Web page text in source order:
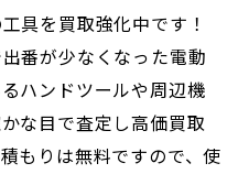
具を買取強化中です！
番が少なくなった電動
ハンドツールや周辺機
な目で査定し高価買取
もりは無料ですので、使